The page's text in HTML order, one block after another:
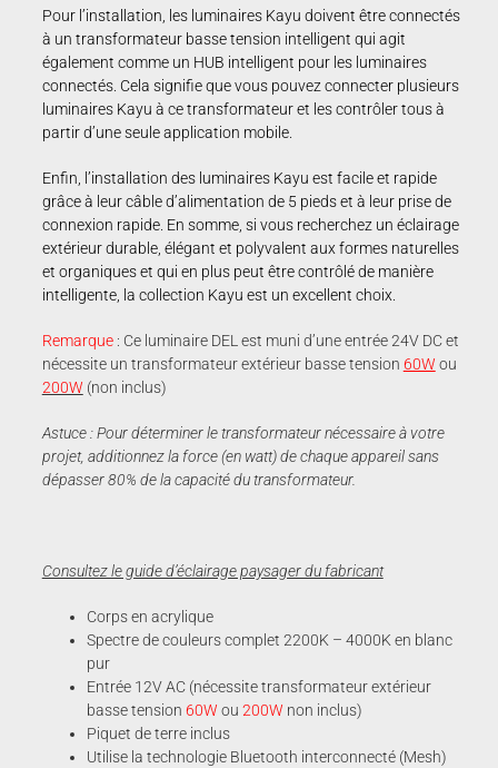
Pour l’installation, les luminaires Kayu doivent être connectés
à un transformateur basse tension intelligent qui agit
également comme un HUB intelligent pour les luminaires
connectés. Cela signifie que vous pouvez connecter plusieurs
luminaires Kayu à ce transformateur et les contrôler tous à
partir d’une seule application mobile.
Enfin, l’installation des luminaires Kayu est facile et rapide
grâce à leur câble d’alimentation de 5 pieds et à leur prise de
connexion rapide. En somme, si vous recherchez un éclairage
extérieur durable, élégant et polyvalent aux formes naturelles
et organiques et qui en plus peut être contrôlé de manière
intelligente, la collection Kayu est un excellent choix.
Remarque: Ce luminaire DEL est muni d’une entrée 24V DC et
nécessite un transformateur extérieur basse tension 60W ou
200W (non inclus)
Astuce : Pour déterminer le transformateur nécessaire à votre
projet, additionnez la force (en watt) de chaque appareil sans
dépasser 80% de la capacité du transformateur.
Consultez le guide d’éclairage paysager du fabricant
Corps en acrylique
Spectre de couleurs complet 2200K – 4000K en blanc
pur
Entrée 12V AC (nécessite transformateur extérieur
basse tension 60W ou 200W non inclus)
Piquet de terre inclus
Utilise la technologie Bluetooth interconnecté (Mesh)